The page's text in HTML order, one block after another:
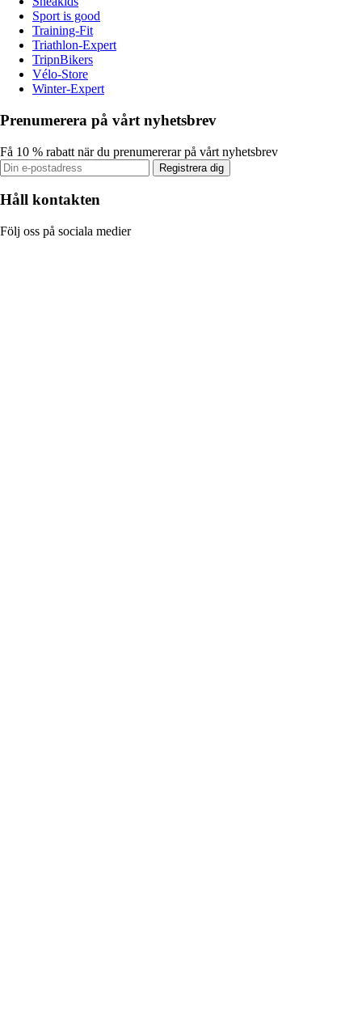
Sport is good
Training-Fit
Triathlon-Expert
TripnBikers
Vélo-Store
Winter-Expert
Prenumerera på vårt nyhetsbrev
Få 10 % rabatt när du prenumererar på vårt nyhetsbrev
Registrera dig
Håll kontakten
Följ oss på sociala medier